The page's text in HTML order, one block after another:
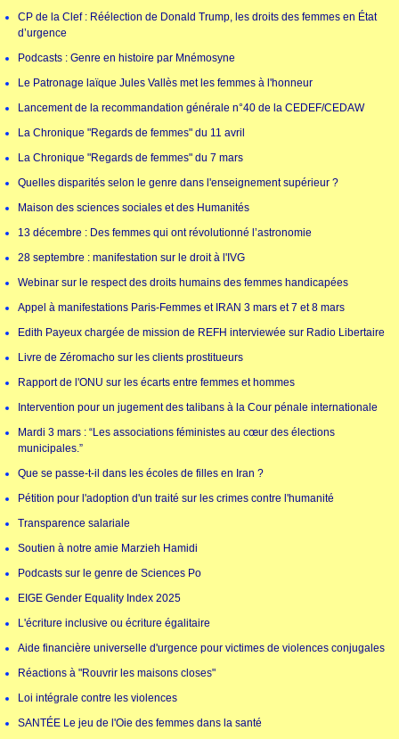
CP de la Clef : Réélection de Donald Trump, les droits des femmes en État
d’urgence
Podcasts : Genre en histoire par Mnémosyne
Le Patronage laïque Jules Vallès met les femmes à l'honneur
Lancement de la recommandation générale n°40 de la CEDEF/CEDAW
La Chronique "Regards de femmes" du 11 avril
La Chronique "Regards de femmes" du 7 mars
Quelles disparités selon le genre dans l'enseignement supérieur ?
Maison des sciences sociales et des Humanités
13 décembre : Des femmes qui ont révolutionné l’astronomie
28 septembre : manifestation sur le droit à l'IVG
Webinar sur le respect des droits humains des femmes handicapées
Appel à manifestations Paris-Femmes et IRAN 3 mars et 7 et 8 mars
Edith Payeux chargée de mission de REFH interviewée sur Radio Libertaire
Livre de Zéromacho sur les clients prostitueurs
Rapport de l'ONU sur les écarts entre femmes et hommes
Intervention pour un jugement des talibans à la Cour pénale internationale
Mardi 3 mars : “Les associations féministes au cœur des élections
municipales.”
Que se passe-t-il dans les écoles de filles en Iran ?
Pétition pour l'adoption d'un traité sur les crimes contre l'humanité
Transparence salariale
Soutien à notre amie Marzieh Hamidi
Podcasts sur le genre de Sciences Po
EIGE Gender Equality Index 2025
L'écriture inclusive ou écriture égalitaire
Aide financière universelle d'urgence pour victimes de violences conjugales
Réactions à "Rouvrir les maisons closes"
Loi intégrale contre les violences
SANTÉE Le jeu de l'Oie des femmes dans la santé